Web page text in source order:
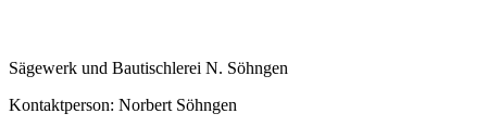
Sägewerk und Bautischlerei N. Söhngen
Kontaktperson: Norbert Söhngen